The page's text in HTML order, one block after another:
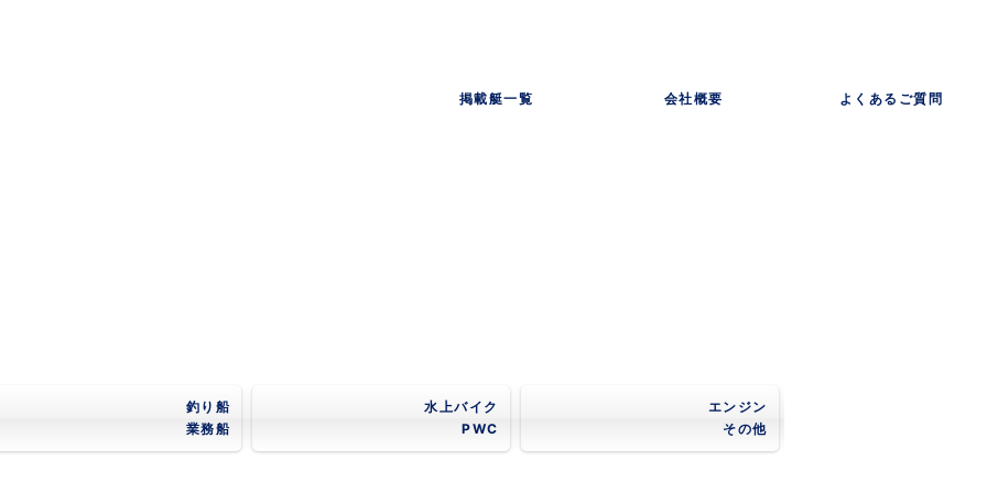
掲載艇一覧 会社概要 よくあるご質問
釣り船
業務船
水上バイク
PWC
エンジン
その他